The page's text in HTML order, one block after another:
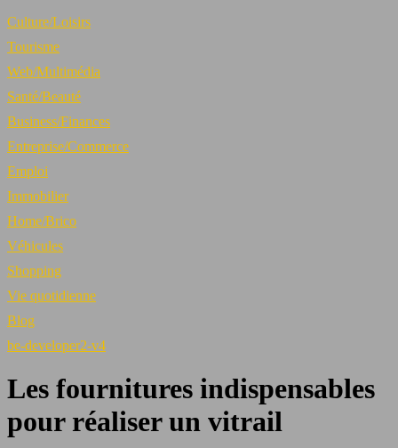
Culture/Loisirs
Tourisme
Web/Multimédia
Santé/Beauté
Business/Finances
Entreprise/Commerce
Emploi
Immobilier
Home/Brico
Véhicules
Shopping
Vie quotidienne
Blog
be-developer2-v4
Les fournitures indispensables
pour réaliser un vitrail